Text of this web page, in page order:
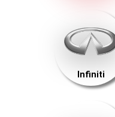
Infiniti